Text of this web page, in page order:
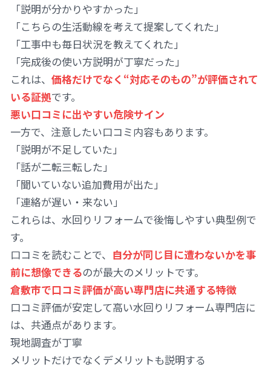
「説明が分かりやすかった」
「こちらの生活動線を考えて提案してくれた」
「工事中も毎日状況を教えてくれた」
「完成後の使い方説明が丁寧だった」
これは、 価格だけでなく“対応そのもの”が評価されて
いる証拠です。
悪い口コミに出やすい危険サイン
一方で、注意したい口コミ内容もあります。
「説明が不足していた」
「話が二転三転した」
「聞いていない追加費用が出た」
「連絡が遅い・来ない」
これらは、水回りリフォームで後悔しやすい典型例で
す。
口コミを読むことで、 自分が同じ目に遭わないかを事
前に想像できるのが最大のメリットです。
倉敷市で口コミ評価が高い専門店に共通する特徴
口コミ評価が安定して高い水回りリフォーム専門店に
は、共通点があります。
現地調査が丁寧
メリットだけでなくデメリットも説明する